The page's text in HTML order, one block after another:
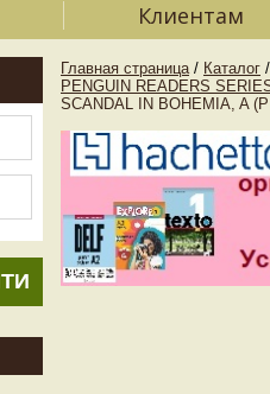
Клиентам
Главная страница / Каталог /
PENGUIN READERS
SCANDAL IN BOHEMIA, A